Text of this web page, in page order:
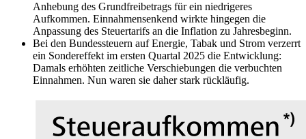
Anhebung des Grundfreibetrags für ein niedrigeres
Aufkommen. Einnahmensenkend wirkte hingegen die
Anpassung des Steuertarifs an die Inflation zu Jahresbeginn.
Bei den Bundessteuern auf Energie, Tabak und Strom verzerrt
ein Sondereffekt im ersten Quartal 2025 die Entwicklung:
Damals erhöhten zeitliche Verschiebungen die verbuchten
Einnahmen. Nun waren sie daher stark rückläufig.